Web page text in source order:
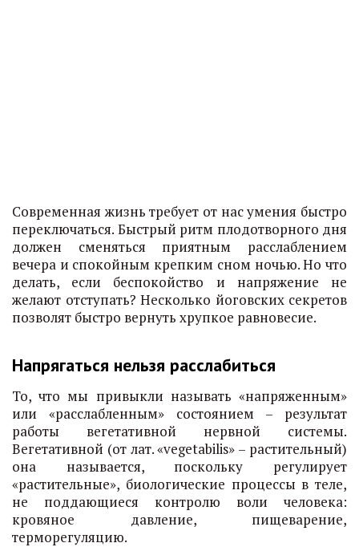
Современная жизнь требует от нас умения быстро
переключаться. Быстрый ритм плодотворного дня
должен сменяться приятным расслаблением
вечера и спокойным крепким сном ночью. Но что
делать, если беспокойство и напряжение не
желают отступать? Несколько йоговских секретов
позволят быстро вернуть хрупкое равновесие.
Напрягаться нельзя расслабиться
То, что мы привыкли называть «напряженным»
или «расслабленным» состоянием – результат
работы вегетативной нервной системы.
Вегетативной (от лат. «vegetabilis» – растительный)
она называется, поскольку регулирует
«растительные», биологические процессы в теле,
не поддающиеся контролю воли человека:
кровяное давление, пищеварение,
терморегуляцию.